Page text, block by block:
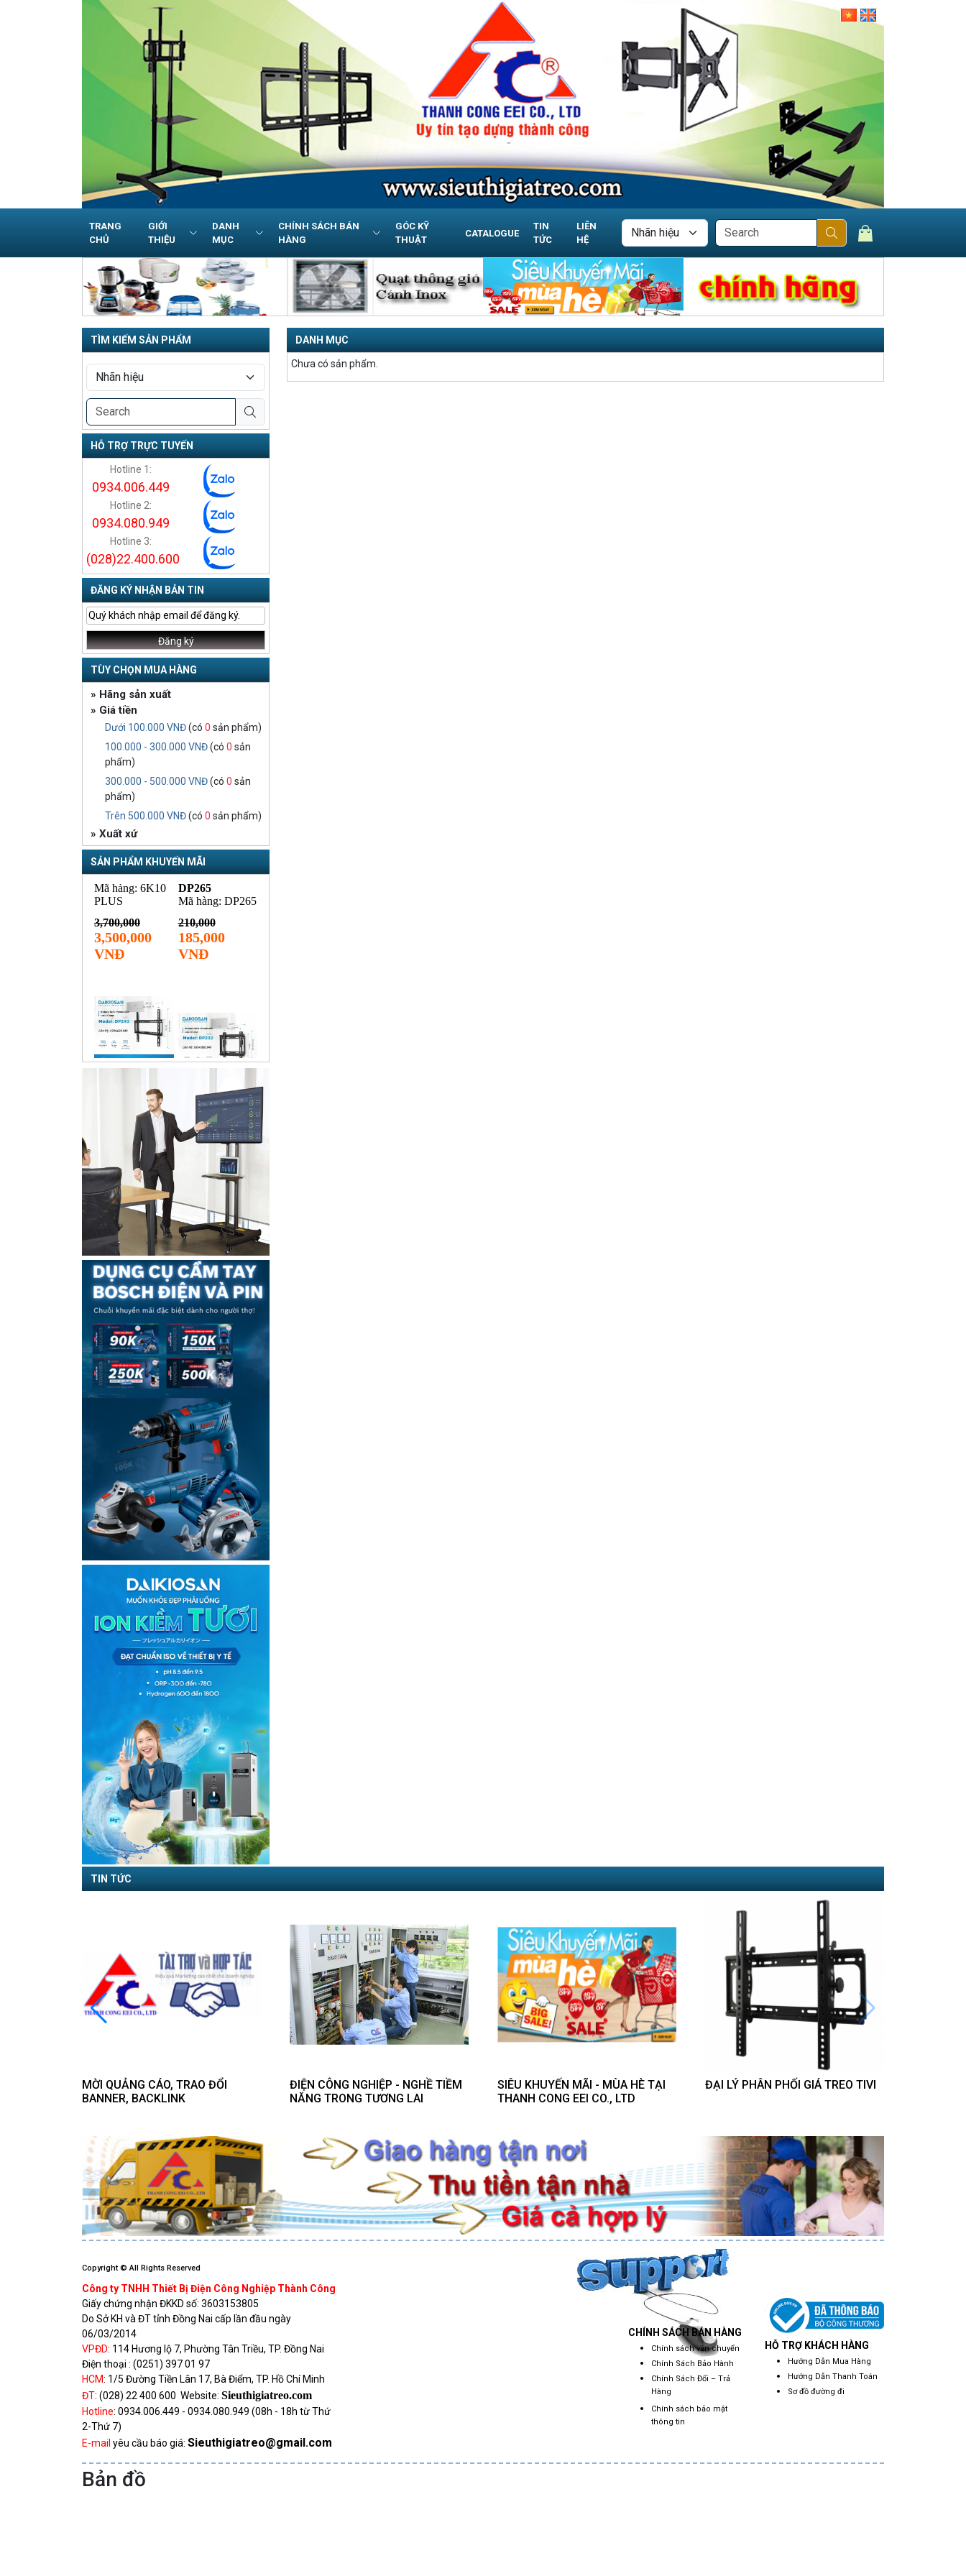
TRANG
CHỦ
GIỚI
THIỆU
DANH
MỤC
CHÍNH SÁCH BÁN
HÀNG
GÓC KỸ
THUẬT
CATALOGUE
TIN
TỨC
LIÊN
HỆ
TÌM KIẾM SẢN PHẨM
HỖ TRỢ TRỰC TUYẾN
Hotline 1:
0934.006.449
Hotline 2:
0934.080.949
Hotline 3:
(028)22.400.600
ĐĂNG KÝ NHẬN BẢN TIN
TÙY CHỌN MUA HÀNG
» Hãng sản xuất
» Giá tiền
Dưới 100.000 VNĐ(có 0 sản phẩm)
100.000 - 300.000 VNĐ(có 0 sản
phẩm)
300.000 - 500.000 VNĐ(có 0 sản
phẩm)
Trên 500.000 VNĐ(có 0 sản phẩm)
» Xuất xứ
SẢN PHẨM KHUYẾN MÃI
DANH MỤC
Chưa có sản phẩm.
TIN TỨC
MỜI QUẢNG CÁO, TRAO ĐỔI
BANNER, BACKLINK
ĐIỆN CÔNG NGHIỆP - NGHỀ TIỀM
NĂNG TRONG TƯƠNG LAI
SIÊU KHUYẾN MÃI - MÙA HÈ TẠI
THANH CONG EEI CO., LTD
ĐẠI LÝ PHÂN PHỐI GIÁ TREO TIVI
Copyright © All Rights Reserved
Công ty TNHH Thiết Bị Điện Công Nghiệp Thành Công
Giấy chứng nhận ĐKKD số: 3603153805
Do Sở KH và ĐT tỉnh Đồng Nai cấp lần đầu ngày
06/03/2014
VPĐD: 114 Hương lộ 7, Phường Tân Triều, TP. Đồng Nai
Điện thoại : (0251) 397 01 97
HCM: 1/5 Đường Tiền Lân 17, Bà Điểm, TP. Hồ Chí Minh
ĐT: (028) 22 400 600 Website: Sieuthigiatreo.com
Hotline: 0934.006.449 - 0934.080.949 (08h - 18h từ Thứ
2-Thứ 7)
E-mail yêu cầu báo giá: Sieuthigiatreo@gmail.com
CHÍNH SÁCH BÁN HÀNG
Chính sách vận chuyển
Chính Sách Bảo Hành
Chính Sách Đổi – Trả
Hàng
Chính sách bảo mật
thông tin
HỖ TRỢ KHÁCH HÀNG
Hướng Dẫn Mua Hàng
Hướng Dẫn Thanh Toán
Sơ đồ đường đi
Bản đồ